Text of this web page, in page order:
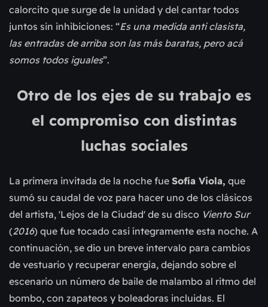
calorcito que surge de la unidad y del cantar todos
juntos sin inhibiciones: “Es una medida anti clasista,
las entradas de arriba son las más baratas, pero acá
somos todos iguales”.
Otro de los ejes de su trabajo es
el compromiso con distintas
luchas sociales
La primera invitada de la noche fue Sofía Viola, que
sumó su caudal de voz para hacer uno de los clásicos
del artista, 'Lejos de la Ciudad' de su disco Viento Sur
(2016) que fue tocado casi íntegramente esta noche. A
continuación, se dio un breve intervalo para cambios
de vestuario y recuperar energía, dejando sobre el
escenario un número de baile de malambo al ritmo del
bombo, con zapateos y boleadoras incluidas. El